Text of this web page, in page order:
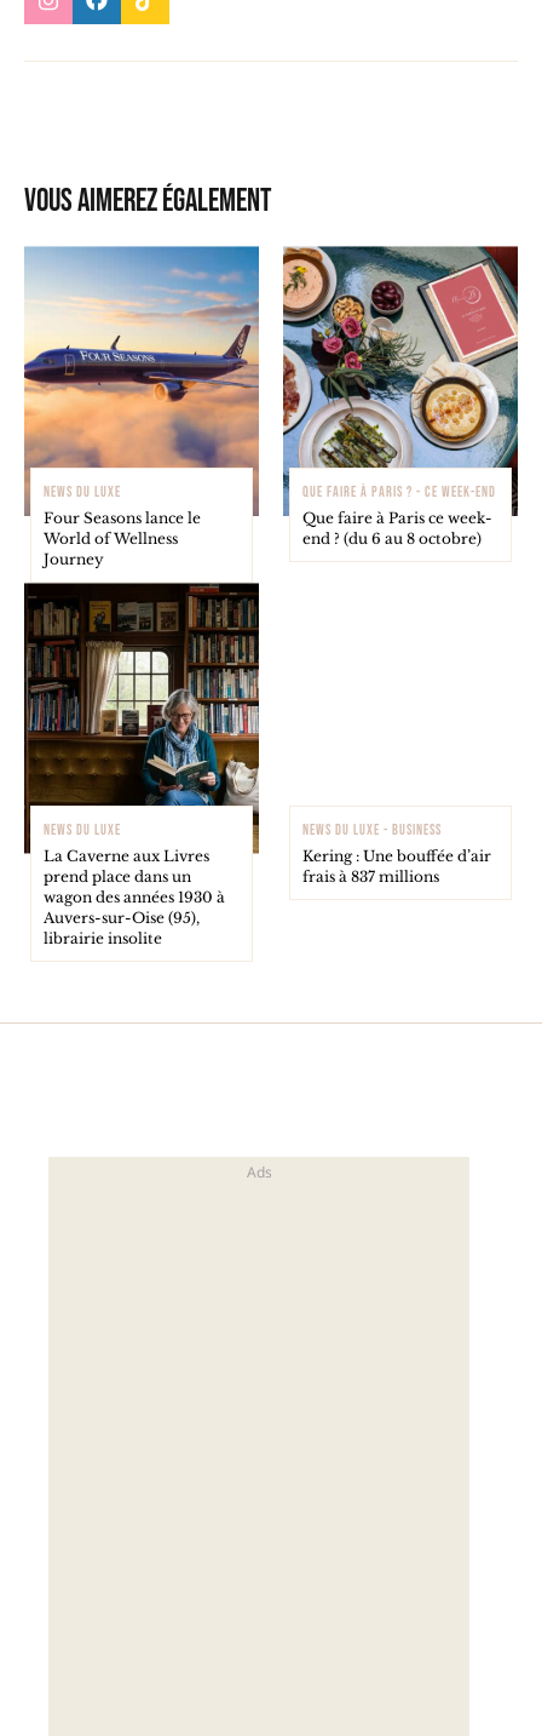
Vous aimerez également
NEWS DU LUXE
Four Seasons lance le
World of Wellness
Journey
QUE FAIRE À PARIS ? - CE WEEK-END
Que faire à Paris ce week-
end ? (du 6 au 8 octobre)
NEWS DU LUXE
La Caverne aux Livres
prend place dans un
wagon des années 1930 à
Auvers-sur-Oise (95),
librairie insolite
NEWS DU LUXE - BUSINESS
Kering : Une bouffée d’air
frais à 837 millions